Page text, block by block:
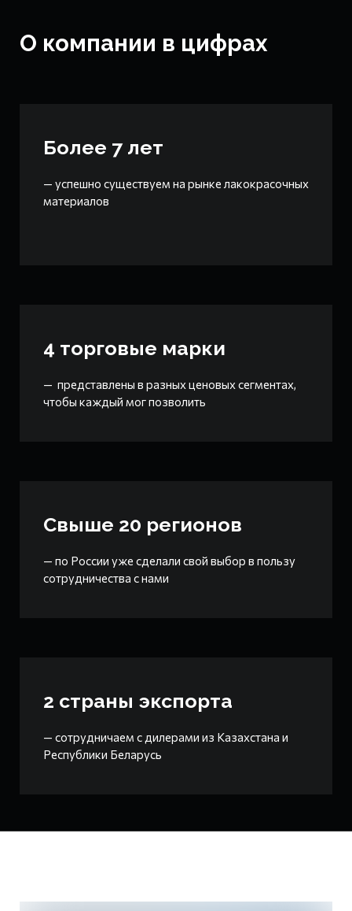
О компании в цифрах
Более 7 лет
— успешно существуем на рынке лакокрасочных
материалов
4 торговые марки
— представлены в разных ценовых сегментах,
чтобы каждый мог позволить
Свыше 20 регионов
— по России уже сделали свой выбор в пользу
сотрудничества с нами
2 страны экспорта
— сотрудничаем с дилерами из Казахстана и
Республики Беларусь